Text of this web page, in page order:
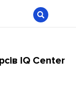
IQ Center